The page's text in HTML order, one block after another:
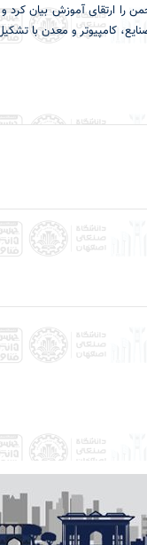
را ارتقای آموزش بیان کرد
کامپیوتر و معدن با